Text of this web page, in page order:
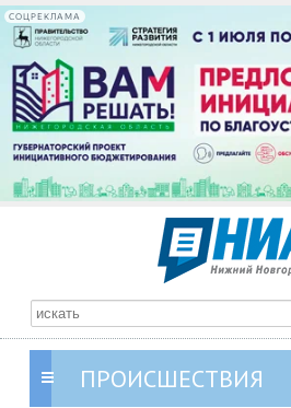
СОЦРЕКЛАМА
ПРОИСШЕСТВИЯ